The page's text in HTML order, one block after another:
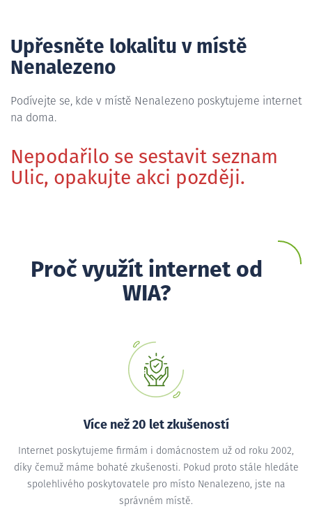
Upřesněte lokalitu v místě
Nenalezeno
Podívejte se, kde v místě Nenalezeno poskytujeme internet
na doma.
Nepodařilo se sestavit seznam
Ulic, opakujte akci později.
Proč využít internet od
WIA?
Více než 20 let zkušeností
Internet poskytujeme firmám i domácnostem už od roku 2002,
díky čemuž máme bohaté zkušenosti. Pokud proto stále hledáte
spolehlivého poskytovatele pro místo Nenalezeno, jste na
správném místě.